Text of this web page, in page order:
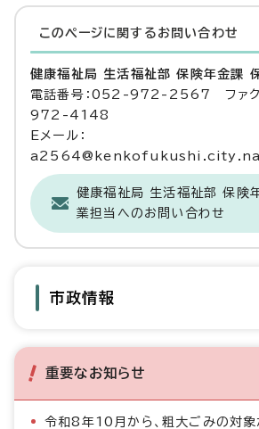
このページに関する お問い合わせ
健康福祉局 生活福祉部 保険年金課
電話番号：052-972-2567 ファク
972-4148
Eメール：
健康福祉局 生活福祉部 保険
業担当へのお問い合わせ
市政情報
重要なお知らせ
令和8年10月から、粗大ごみの対象